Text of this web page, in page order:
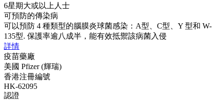
6星期大或以上人士
可預防的傳染病
可以預防 4 種類型的腦膜炎球菌感染：A型、C型、Y 型和 W-
135型. 保護率逾八成半，能有效抵禦該病菌入侵
詳情
疫苗藥廠
美國 Pfizer (輝瑞)
香港注冊編號
HK-62095
認證